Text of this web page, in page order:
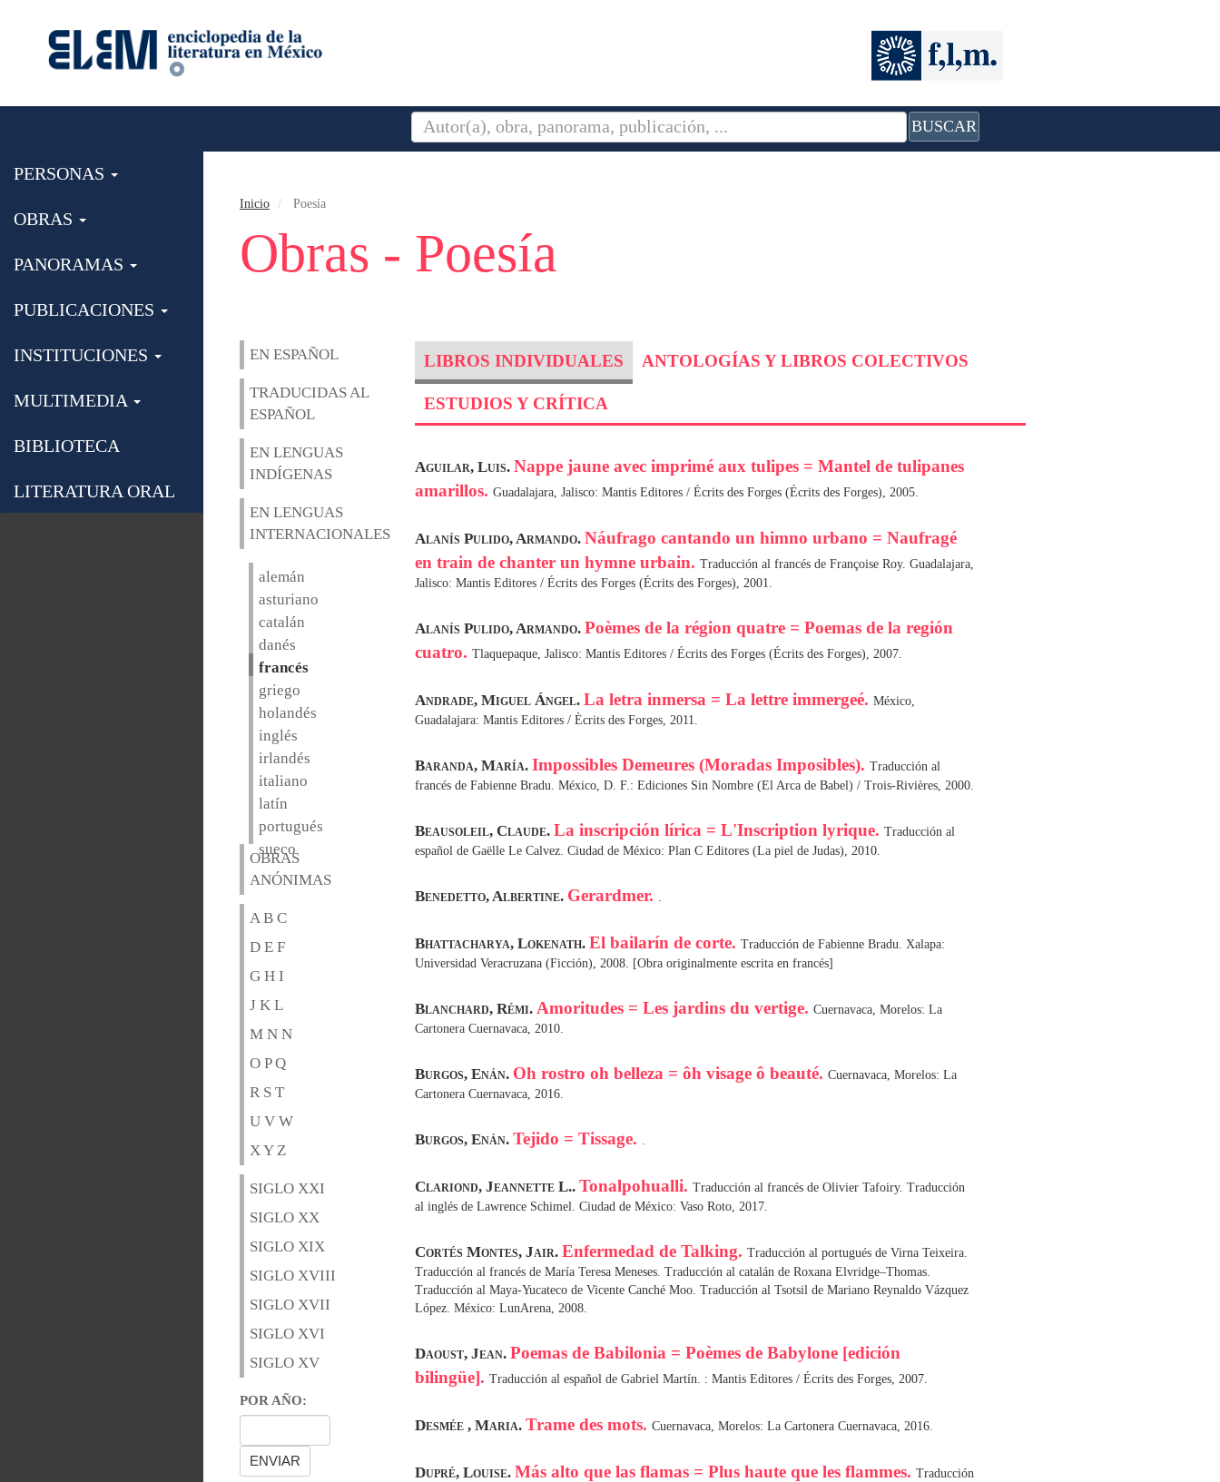
BUSCAR
PERSONAS
OBRAS
PANORAMAS
PUBLICACIONES
INSTITUCIONES
MULTIMEDIA
BIBLIOTECA
LITERATURA ORAL
Inicio Poesía
Obras - Poesía
EN ESPAÑOL
TRADUCIDAS AL
ESPAÑOL
EN LENGUAS
INDÍGENAS
EN LENGUAS
INTERNACIONALES
alemán
asturiano
catalán
danés
francés
griego
holandés
inglés
irlandés
italiano
latín
portugués
sueco
OBRAS
ANÓNIMAS
A B C
D E F
G H I
J K L
M N N
O P Q
R S T
U V W
X Y Z
SIGLO XXI
SIGLO XX
SIGLO XIX
SIGLO XVIII
SIGLO XVII
SIGLO XVI
SIGLO XV
POR AÑO:
LIBROS INDIVIDUALES ANTOLOGÍAS Y LIBROS COLECTIVOS
ESTUDIOS Y CRÍTICA
Aguilar, Luis. Nappe jaune avec imprimé aux tulipes = Mantel de tulipanes
amarillos. Guadalajara, Jalisco: Mantis Editores / Écrits des Forges (Écrits des Forges), 2005.
Alanís Pulido, Armando. Náufrago cantando un himno urbano = Naufragé
en train de chanter un hymne urbain. Traducción al francés de Françoise Roy. Guadalajara,
Jalisco: Mantis Editores / Écrits des Forges (Écrits des Forges), 2001.
Alanís Pulido, Armando. Poèmes de la région quatre = Poemas de la región
cuatro. Tlaquepaque, Jalisco: Mantis Editores / Écrits des Forges (Écrits des Forges), 2007.
Andrade, Miguel Ángel. La letra inmersa = La lettre immergeé. México,
Guadalajara: Mantis Editores / Ècrits des Forges, 2011.
Baranda, María. Impossibles Demeures (Moradas Imposibles). Traducción al
francés de Fabienne Bradu. México, D. F.: Ediciones Sin Nombre (El Arca de Babel) / Trois-Rivières, 2000.
Beausoleil, Claude. La inscripción lírica = L'Inscription lyrique. Traducción al
español de Gaëlle Le Calvez. Ciudad de México: Plan C Editores (La piel de Judas), 2010.
Benedetto, Albertine. Gerardmer.
Bhattacharya, Lokenath. El bailarín de corte. Traducción de Fabienne Bradu. Xalapa:
Universidad Veracruzana (Ficción), 2008. [Obra originalmente escrita en francés]
Blanchard, Rémi. Amoritudes = Les jardins du vertige. Cuernavaca, Morelos: La
Cartonera Cuernavaca, 2010.
Burgos, Enán. Oh rostro oh belleza = ôh visage ô beauté. Cuernavaca, Morelos: La
Cartonera Cuernavaca, 2016.
Burgos, Enán. Tejido = Tissage.
Clariond, Jeannette L.. Tonalpohualli. Traducción al francés de Olivier Tafoiry. Traducción
al inglés de Lawrence Schimel. Ciudad de México: Vaso Roto, 2017.
Cortés Montes, Jair. Enfermedad de Talking. Traducción al portugués de Virna Teixeira.
Traducción al francés de María Teresa Meneses. Traducción al catalán de Roxana Elvridge–Thomas.
Traducción al Maya-Yucateco de Vicente Canché Moo. Traducción al Tsotsil de Mariano Reynaldo Vázquez
López. México: LunArena, 2008.
Daoust, Jean. Poemas de Babilonia = Poèmes de Babylone [edición
bilingüe]. Traducción al español de Gabriel Martín. : Mantis Editores / Écrits des Forges, 2007.
Desmée , Maria. Trame des mots. Cuernavaca, Morelos: La Cartonera Cuernavaca, 2016.
Dupré, Louise. Más alto que las flamas = Plus haute que les flammes. Traducción